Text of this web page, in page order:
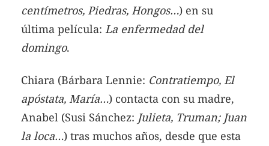
centímetros, Piedras, Hongos…) en su
última película: La enfermedad del
domingo.
Chiara (Bárbara Lennie: Contratiempo, El
apóstata, María…) contacta con su madre,
Anabel (Susi Sánchez: Julieta, Truman; Juan
la loca…) tras muchos años, desde que esta